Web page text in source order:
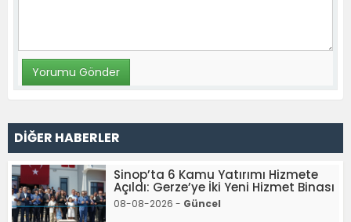
DİĞER HABERLER
Sinop’ta 6 Kamu Yatırımı Hizmete
Açıldı: Gerze’ye İki Yeni Hizmet Binası
08-08-2026 - Güncel